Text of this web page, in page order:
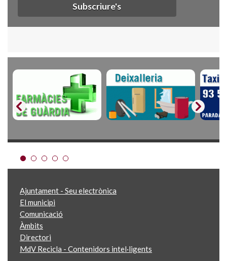
Subscriure's
Ajuntament - Seu electrònica
El municipi
Comunicació
Àmbits
Directori
MdV Recicla - Contenidors intel·ligents